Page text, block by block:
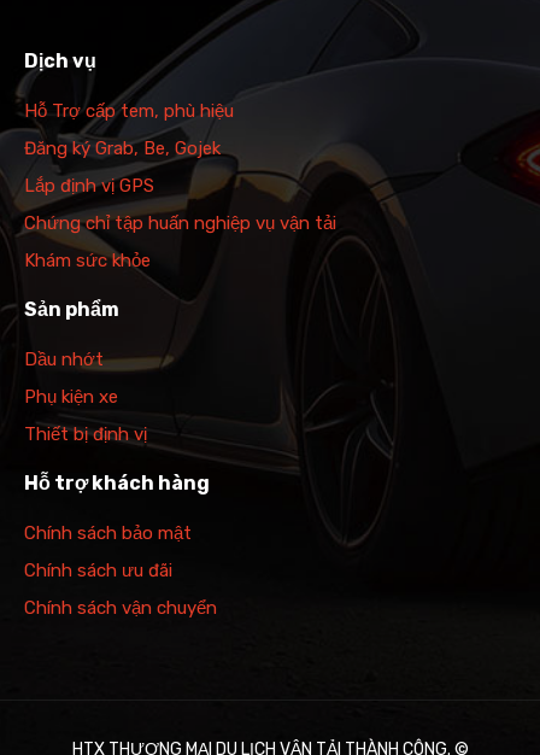
Dịch vụ
Hỗ Trợ cấp tem, phù hiệu
Đăng ký Grab, Be, Gojek
Lắp định vị GPS
Chứng chỉ tập huấn nghiệp vụ vận tải
Khám sức khỏe
Sản phẩm
Dầu nhớt
Phụ kiện xe
Thiết bị định vị
Hỗ trợ khách hàng
Chính sách bảo mật
Chính sách ưu đãi
Chính sách vận chuyển
HTX THƯƠNG MẠI DU LỊCH VẬN TẢI THÀNH CÔNG. ©